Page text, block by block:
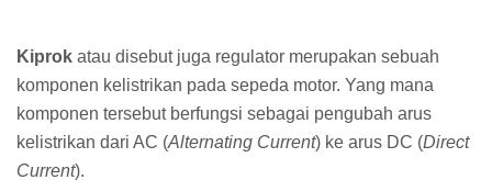
Kiprok atau disebut juga regulator merupakan sebuah
komponen kelistrikan pada sepeda motor. Yang mana
komponen tersebut berfungsi sebagai pengubah arus
kelistrikan dari AC (Alternating Current) ke arus DC (Direct
Current).